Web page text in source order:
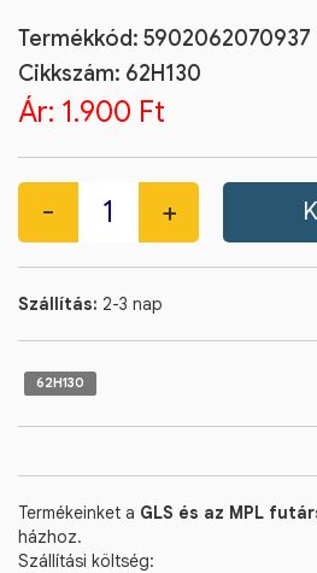
Termékkód: 5902062070937
Cikkszám: 62H130
Ár: 1.900 Ft
Szállítás: 2-3 nap
62H130
Termékeinket a GLS és az MPL
házhoz.
Szállítási költség: